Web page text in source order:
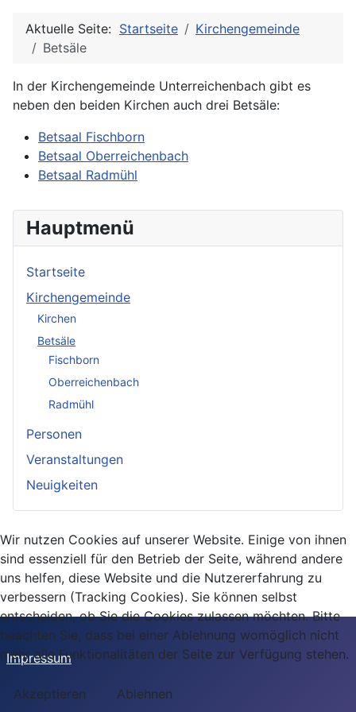
Hauptmenü
Startseite
Kirchengemeinde
Kirchen
Betsäle
Fischborn
Oberreichenbach
Radmühl
Personen
Veranstaltungen
Neuigkeiten
Aktuelle Seite: Startseite
Kirchengemeinde
Betsäle
In der Kirchengemeinde Unterreichenbach gibt es
neben den beiden Kirchen auch drei Betsäle:
Betsaal Fischborn
Betsaal Oberreichenbach
Betsaal Radmühl
Impressum
Wir nutzen Cookies auf unserer Website. Einige von ihnen
sind essenziell für den Betrieb der Seite, während andere
uns helfen, diese Website und die Nutzererfahrung zu
verbessern (Tracking Cookies). Sie können selbst
entscheiden, ob Sie die Cookies zulassen möchten. Bitte
beachten Sie, dass bei einer Ablehnung womöglich nicht
mehr alle Funktionalitäten der Seite zur Verfügung stehen.
Akzeptieren Ablehnen